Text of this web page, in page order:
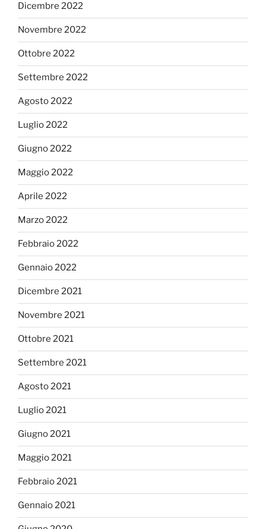
Dicembre 2022
Novembre 2022
Ottobre 2022
Settembre 2022
Agosto 2022
Luglio 2022
Giugno 2022
Maggio 2022
Aprile 2022
Marzo 2022
Febbraio 2022
Gennaio 2022
Dicembre 2021
Novembre 2021
Ottobre 2021
Settembre 2021
Agosto 2021
Luglio 2021
Giugno 2021
Maggio 2021
Febbraio 2021
Gennaio 2021